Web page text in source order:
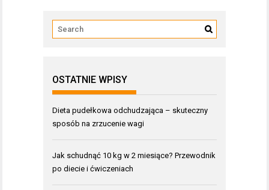
OSTATNIE WPISY
Dieta pudełkowa odchudzająca – skuteczny
sposób na zrzucenie wagi
Jak schudnąć 10 kg w 2 miesiące? Przewodnik
po diecie i ćwiczeniach